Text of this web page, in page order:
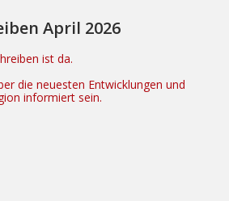
April 2026
ist da.
die neuesten Entwicklungen und
informiert sein.